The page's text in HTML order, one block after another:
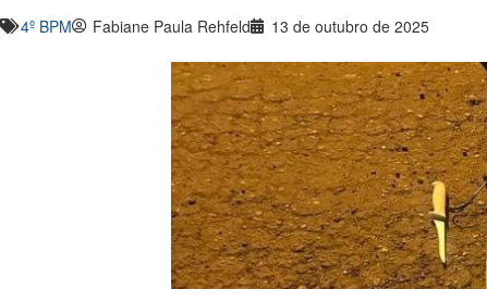
4º BPM Fabiane Paula Rehfeld 13 de outubro de 2025